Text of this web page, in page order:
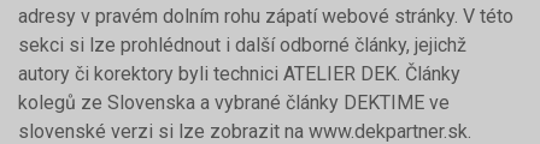
adresy v pravém dolním rohu zápatí webové stránky. V této
sekci si lze prohlédnout i další odborné články, jejichž
autory či korektory byli technici ATELIER DEK. Články
kolegů ze Slovenska a vybrané články DEKTIME ve
slovenské verzi si lze zobrazit na www.dekpartner.sk.